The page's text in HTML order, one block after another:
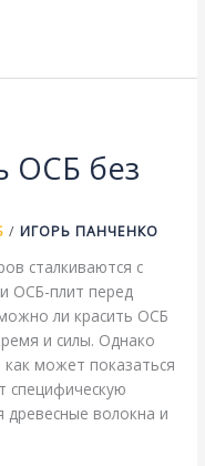
ОСБ без
/ ИГОРЬ ПАНЧЕНКО
сталкиваются с
ОСБ-плит перед
ли красить ОСБ
и силы. Однако
может показаться
специфическую
древесные волокна и